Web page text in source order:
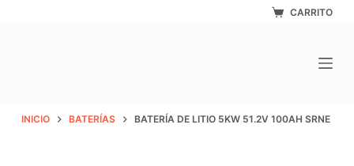
CARRITO
INICIO BATERÍAS BATERÍA DE LITIO 5KW 51.2V 100AH SRNE